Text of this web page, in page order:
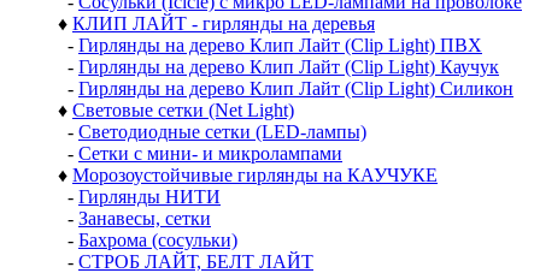
♦ КЛИП ЛАЙТ - гирлянды на деревья
- Гирлянды на дерево Клип Лайт (Clip Light) ПВХ
- Гирлянды на дерево Клип Лайт (Clip Light) Каучук
- Гирлянды на дерево Клип Лайт (Clip Light) Силикон
♦ Световые сетки (Net Light)
- Светодиодные сетки (LED-лампы)
- Сетки с мини- и микролампами
♦ Морозоустойчивые гирлянды на КАУЧУКЕ
- Гирлянды НИТИ
- Занавесы, сетки
- Бахрома (сосульки)
- СТРОБ ЛАЙТ, БЕЛТ ЛАЙТ